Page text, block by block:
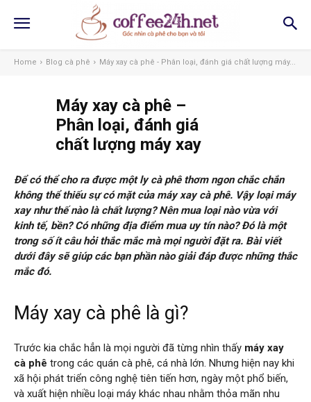
Home Blog cà phê Máy xay cà phê - Phân loại, đánh giá chất lượng máy...
Máy xay cà phê –
Phân loại, đánh giá
chất lượng máy xay
Để có thể cho ra được một ly cà phê thơm ngon chắc chắn
không thể thiếu sự có mặt của máy xay cà phê. Vậy loại máy
xay như thế nào là chất lượng? Nên mua loại nào vừa với
kinh tế, bền? Có những địa điểm mua uy tín nào? Đó là một
trong số ít câu hỏi thắc mắc mà mọi người đặt ra. Bài viết
dưới đây sẽ giúp các bạn phần nào giải đáp được những thắc
mắc đó.
Máy xay cà phê là gì?
Trước kia chắc hẳn là mọi người đã từng nhìn thấy máy xay
cà phê trong các quán cà phê, cá nhà lớn. Nhưng hiện nay khi
xã hội phát triển công nghệ tiên tiến hơn, ngày một phổ biến,
và xuất hiện nhiều loại máy khác nhau nhằm thỏa mãn nhu